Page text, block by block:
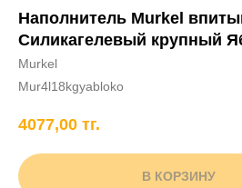
Хорькам
+7 706
Написать в
Наполнитель Murkel
Силикагелевый крупный
Murkel
Mur4l18kgyabloko
4077,00 тг.
В КОРЗИНУ